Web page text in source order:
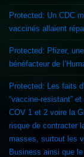
Protected: Un CDC
vaccinés allaient
Protected: Pfizer,
bénéfacteur de
Protected: Les faits
“vaccine-resistant”
COV 1 et 2 voire la
risque de contracter
masses, surtout les
Business ainsi que